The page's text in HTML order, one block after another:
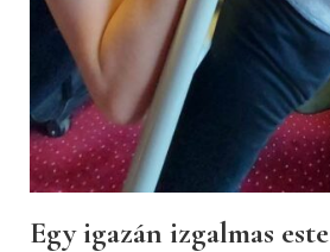
Egy igazán izgalmas este